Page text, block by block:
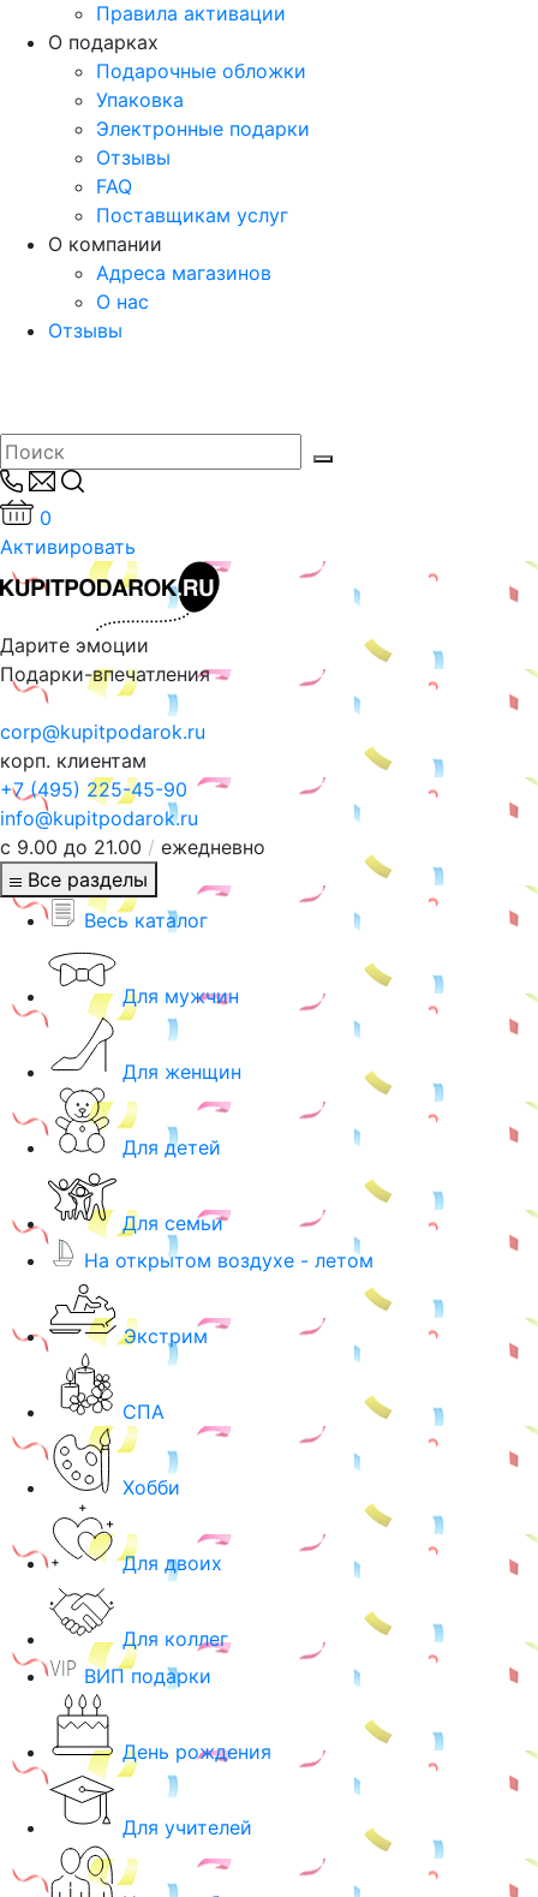
Правила активации
О подарках
Подарочные обложки
Упаковка
Электронные подарки
Отзывы
FAQ
Поставщикам услуг
О компании
Адреса магазинов
О нас
Отзывы
0
Активировать
Дарите эмоции
Подарки-впечатления
corp@kupitpodarok.ru
корп. клиентам
+7 (495) 225-45-90
info@kupitpodarok.ru
с 9.00 до 21.00 / ежедневно
Все разделы
Весь каталог
Для мужчин
Для женщин
Для детей
Для семьи
На открытом воздухе - летом
Экстрим
СПА
Хобби
Для двоих
Для коллег
ВИП подарки
День рождения
Для учителей